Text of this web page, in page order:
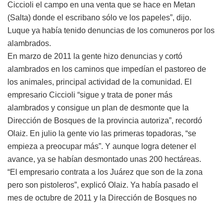
Ciccioli el campo en una venta que se hace en Metan
(Salta) donde el escribano sólo ve los papeles”, dijo.
Luque ya había tenido denuncias de los comuneros por los
alambrados.
En marzo de 2011 la gente hizo denuncias y cortó
alambrados en los caminos que impedían el pastoreo de
los animales, principal actividad de la comunidad. El
empresario Ciccioli “sigue y trata de poner más
alambrados y consigue un plan de desmonte que la
Dirección de Bosques de la provincia autoriza”, recordó
Olaiz. En julio la gente vio las primeras topadoras, “se
empieza a preocupar más”. Y aunque logra detener el
avance, ya se habían desmontado unas 200 hectáreas.
“El empresario contrata a los Juárez que son de la zona
pero son pistoleros”, explicó Olaiz. Ya había pasado el
mes de octubre de 2011 y la Dirección de Bosques no